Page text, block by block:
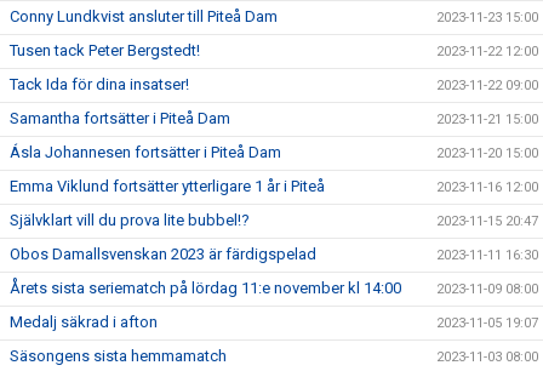
Conny Lundkvist ansluter till Piteå Dam 2023-11-23 15:00
Tusen tack Peter Bergstedt! 2023-11-22 12:00
Tack Ida för dina insatser! 2023-11-22 09:00
Samantha fortsätter i Piteå Dam 2023-11-21 15:00
Ásla Johannesen fortsätter i Piteå Dam 2023-11-20 15:00
Emma Viklund fortsätter ytterligare 1 år i Piteå 2023-11-16 12:00
Självklart vill du prova lite bubbel!? 2023-11-15 20:47
Obos Damallsvenskan 2023 är färdigspelad 2023-11-11 16:30
Årets sista seriematch på lördag 11:e november kl 14:00 2023-11-09 08:00
Medalj säkrad i afton 2023-11-05 19:07
Säsongens sista hemmamatch 2023-11-03 08:00